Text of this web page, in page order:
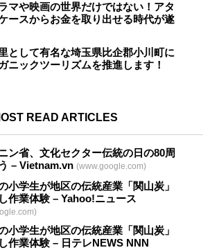
マや映画の世界だけではない！アタ
ースからお金を取り出せる時代が遂
として有名な埼玉県比企郡小川町に
ニックツーリズムを推進します！
READ ARTICLES
ン省、文化セクター伝統の日の80周
– Vietnam.vn (www.google.com)
小学生が地区の伝統産業 「関山炭」
作業体験 – Yahoo!ニュース
小学生が地区の伝統産業 「関山炭」
作業体験 – 日テレNEWS NNN